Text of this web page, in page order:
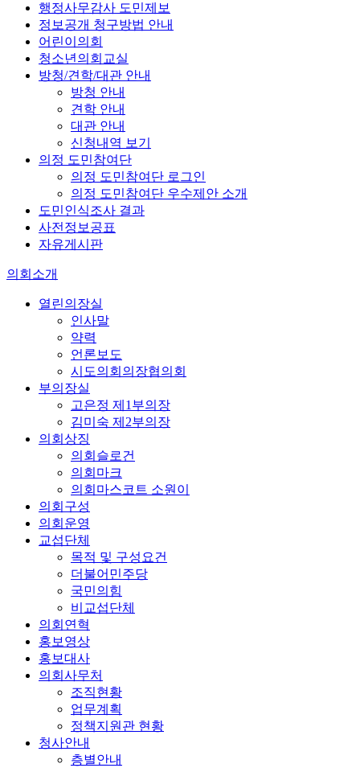
행정사무감사 도민제보
정보공개 청구방법 안내
어린이의회
청소년의회교실
방청/견학/대관 안내
방청 안내
견학 안내
대관 안내
신청내역 보기
의정 도민참여단
의정 도민참여단 로그인
의정 도민참여단 우수제안 소개
도민인식조사 결과
사전정보공표
자유게시판
의회소개
열린의장실
인사말
약력
언론보도
시도의회의장협의회
부의장실
고은정 제1부의장
김미숙 제2부의장
의회상징
의회슬로건
의회마크
의회마스코트 소원이
의회구성
의회운영
교섭단체
목적 및 구성요건
더불어민주당
국민의힘
비교섭단체
의회연혁
홍보영상
홍보대사
의회사무처
조직현황
업무계획
정책지원관 현황
청사안내
층별안내